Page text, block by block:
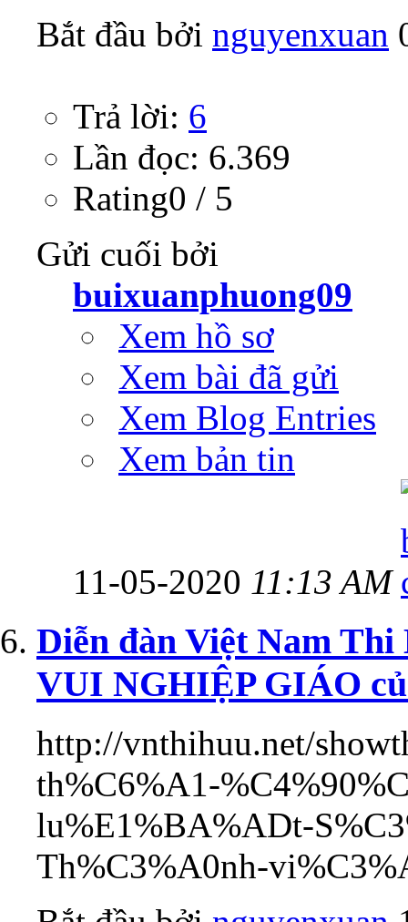
Bắt đầu bởi nguyenxuan
Trả lời: 6
Lần đọc: 6.369
Rating0 / 5
Gửi cuối bởi
buixuanphuong09
Xem hồ sơ
Xem bài đã gửi
Xem Blog Entries
Xem bản tin
11-05-2020 11:13 AM
Diễn đàn Việt Nam
VUI NGHIỆP GIÁO
http://vnthihuu.net/
th%C6%A1-
lu%E1%BA%ADt-
Th%C3%A0nh-